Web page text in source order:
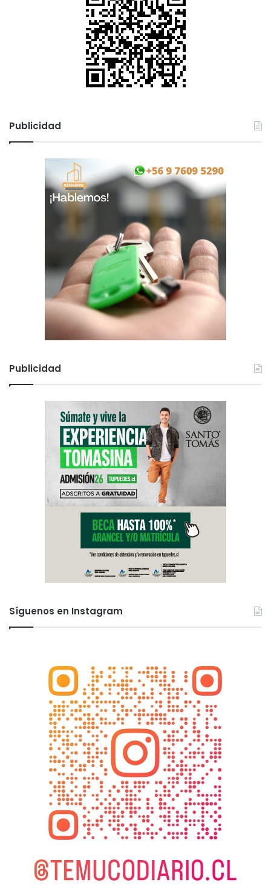
Publicidad
Publicidad
Síguenos en Instagram